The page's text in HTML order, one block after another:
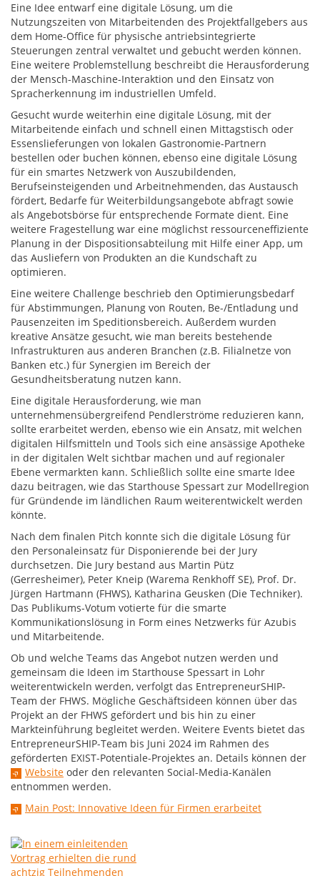
Eine Idee entwarf eine digitale Lösung, um die
Nutzungszeiten von Mitarbeitenden des Projektfallgebers aus
dem Home-Office für physische antriebsintegrierte
Steuerungen zentral verwaltet und gebucht werden können.
Eine weitere Problemstellung beschreibt die Herausforderung
der Mensch-Maschine-Interaktion und den Einsatz von
Spracherkennung im industriellen Umfeld.
Gesucht wurde weiterhin eine digitale Lösung, mit der
Mitarbeitende einfach und schnell einen Mittagstisch oder
Essenslieferungen von lokalen Gastronomie-Partnern
bestellen oder buchen können, ebenso eine digitale Lösung
für ein smartes Netzwerk von Auszubildenden,
Berufseinsteigenden und Arbeitnehmenden, das Austausch
fördert, Bedarfe für Weiterbildungsangebote abfragt sowie
als Angebotsbörse für entsprechende Formate dient. Eine
weitere Fragestellung war eine möglichst ressourceneffiziente
Planung in der Dispositionsabteilung mit Hilfe einer App, um
das Ausliefern von Produkten an die Kundschaft zu
optimieren.
Eine weitere Challenge beschrieb den Optimierungsbedarf
für Abstimmungen, Planung von Routen, Be-/Entladung und
Pausenzeiten im Speditionsbereich. Außerdem wurden
kreative Ansätze gesucht, wie man bereits bestehende
Infrastrukturen aus anderen Branchen (z.B. Filialnetze von
Banken etc.) für Synergien im Bereich der
Gesundheitsberatung nutzen kann.
Eine digitale Herausforderung, wie man
unternehmensübergreifend Pendlerströme reduzieren kann,
sollte erarbeitet werden, ebenso wie ein Ansatz, mit welchen
digitalen Hilfsmitteln und Tools sich eine ansässige Apotheke
in der digitalen Welt sichtbar machen und auf regionaler
Ebene vermarkten kann. Schließlich sollte eine smarte Idee
dazu beitragen, wie das Starthouse Spessart zur Modellregion
für Gründende im ländlichen Raum weiterentwickelt werden
könnte.
Nach dem finalen Pitch konnte sich die digitale Lösung für
den Personaleinsatz für Disponierende bei der Jury
durchsetzen. Die Jury bestand aus Martin Pütz
(Gerresheimer), Peter Kneip (Warema Renkhoff SE), Prof. Dr.
Jürgen Hartmann (FHWS), Katharina Geusken (Die Techniker).
Das Publikums-Votum votierte für die smarte
Kommunikationslösung in Form eines Netzwerks für Azubis
und Mitarbeitende.
Ob und welche Teams das Angebot nutzen werden und
gemeinsam die Ideen im Starthouse Spessart in Lohr
weiterentwickeln werden, verfolgt das EntrepreneurSHIP-
Team der FHWS. Mögliche Geschäftsideen können über das
Projekt an der FHWS gefördert und bis hin zu einer
Markteinführung begleitet werden. Weitere Events bietet das
EntrepreneurSHIP-Team bis Juni 2024 im Rahmen des
geförderten EXIST-Potentiale-Projektes an. Details können der
Website oder den relevanten Social-Media-Kanälen
entnommen werden.
Main Post: Innovative Ideen für Firmen erarbeitet